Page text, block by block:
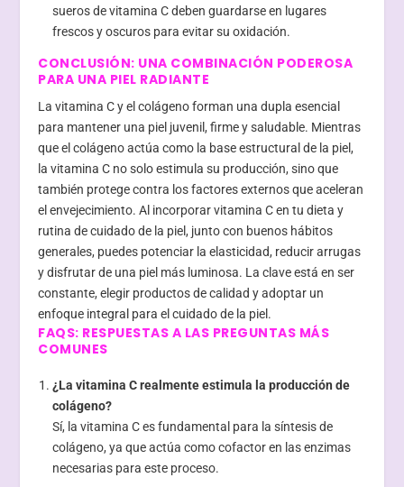
sueros de vitamina C deben guardarse en lugares
frescos y oscuros para evitar su oxidación.
CONCLUSIÓN: UNA COMBINACIÓN PODEROSA
PARA UNA PIEL RADIANTE
La vitamina C y el colágeno forman una dupla esencial
para mantener una piel juvenil, firme y saludable. Mientras
que el colágeno actúa como la base estructural de la piel,
la vitamina C no solo estimula su producción, sino que
también protege contra los factores externos que aceleran
el envejecimiento. Al incorporar vitamina C en tu dieta y
rutina de cuidado de la piel, junto con buenos hábitos
generales, puedes potenciar la elasticidad, reducir arrugas
y disfrutar de una piel más luminosa. La clave está en ser
constante, elegir productos de calidad y adoptar un
enfoque integral para el cuidado de la piel.
FAQS: RESPUESTAS A LAS PREGUNTAS MÁS
COMUNES
¿La vitamina C realmente estimula la producción de
colágeno?
Sí, la vitamina C es fundamental para la síntesis de
colágeno, ya que actúa como cofactor en las enzimas
necesarias para este proceso.